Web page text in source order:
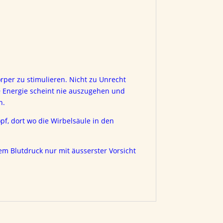
zu stimulieren. Nicht zu Unrecht
scheint nie auszugehen und
dort wo die Wirbelsäule in den
Blutdruck nur mit äusserster Vorsicht